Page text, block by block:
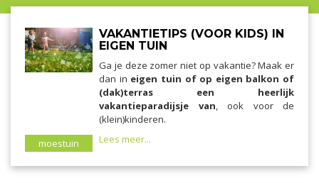
moestuin
VAKANTIETIPS (VOOR KIDS) IN
EIGEN TUIN
Ga je deze zomer niet op vakantie? Maak er
dan in eigen tuin of op eigen balkon of
(dak)terras een heerlijk
vakantieparadijsje van, ook voor de
(klein)kinderen.
Lees meer...